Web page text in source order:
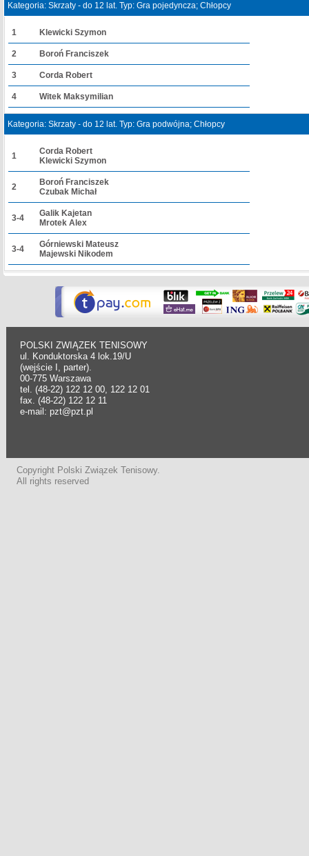
Kategoria: Skrzaty - do 12 lat. Typ: Gra pojedyncza; Chłopcy
1 Klewicki Szymon
2 Boroń Franciszek
3 Corda Robert
4 Witek Maksymilian
Kategoria: Skrzaty - do 12 lat. Typ: Gra podwójna; Chłopcy
1
Corda Robert
Klewicki Szymon
2
Boroń Franciszek
Czubak Michał
3-4
Galik Kajetan
Mrotek Alex
3-4
Górniewski Mateusz
Majewski Nikodem
POLSKI ZWIĄZEK TENISOWY
ul. Konduktorska 4 lok.19/U
(wejście I, parter).
00-775 Warszawa
tel. (48-22) 122 12 00, 122 12 01
fax. (48-22) 122 12 11
e-mail: pzt@pzt.pl
Copyright Polski Związek Tenisowy.
All rights reserved